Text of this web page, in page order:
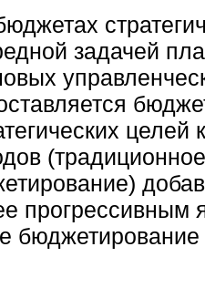
задачей
прогрессивным